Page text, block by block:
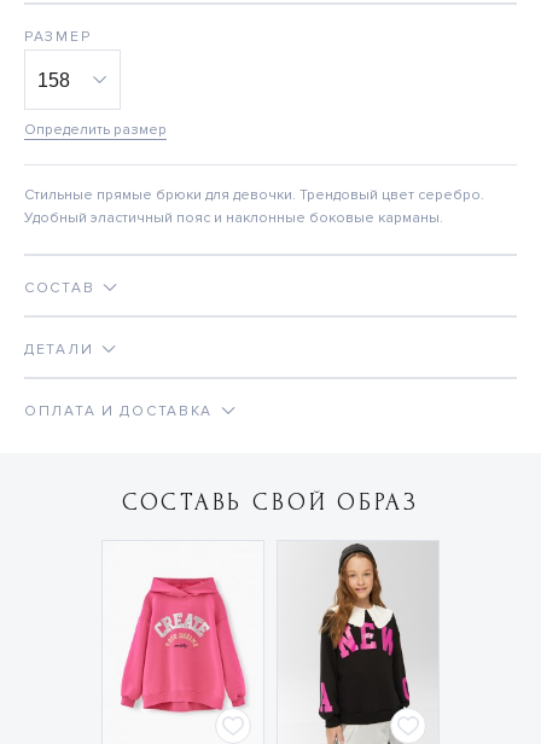
РАЗМЕР
Определить размер
Стильные прямые брюки для девочки. Трендовый цвет серебро.
Удобный эластичный пояс и наклонные боковые карманы.
СОСТАВ
ДЕТАЛИ
ОПЛАТА И ДОСТАВКА
СОСТАВЬ СВОЙ ОБРАЗ